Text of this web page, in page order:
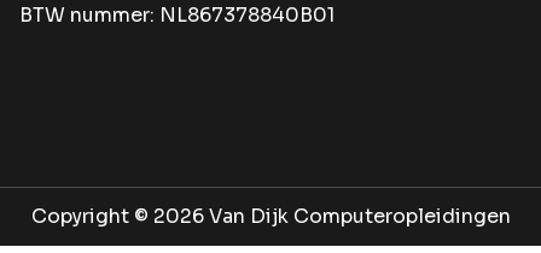
BTW nummer: NL867378840B01
Copyright © 2026 ‌Van Dijk Computeropleidingen